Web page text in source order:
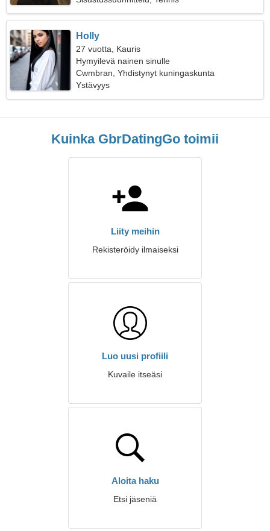
Holly
27 vuotta, Kauris
Hymyilevä nainen sinulle
Cwmbran, Yhdistynyt kuningaskunta
Ystävyys
Kuinka GbrDatingGo toimii
Liity meihin
Rekisteröidy ilmaiseksi
Luo uusi profiili
Kuvaile itseäsi
Aloita haku
Etsi jäseniä